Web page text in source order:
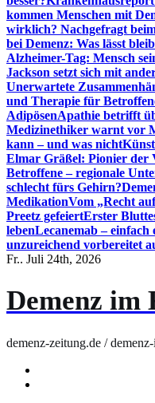
kommen Menschen mit
wirklich? Nachgefragt
bei Demenz: Was lässt
Alzheimer-Tag: Mensch
Jackson setzt sich mit
Unerwartete
und Therapie für
AdipösenApathie betrifft
Medizinethiker warnt vor
kann – und was nicht
Elmar Gräßel: Pionier der
Betroffene – regionale
schlecht fürs Gehirn?
MedikationVom „Recht
Preetz gefeiertErster
lebenLecanemab –
unzureichend vorbereitet
Fr.. Juli 24th, 2026
Demenz im
demenz-zeitung.de /